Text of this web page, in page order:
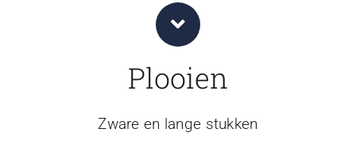
Plooien
Zware en lange stukken